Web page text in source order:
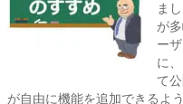
ま
が
ー
に
て
が自由に機能を追加できるよ